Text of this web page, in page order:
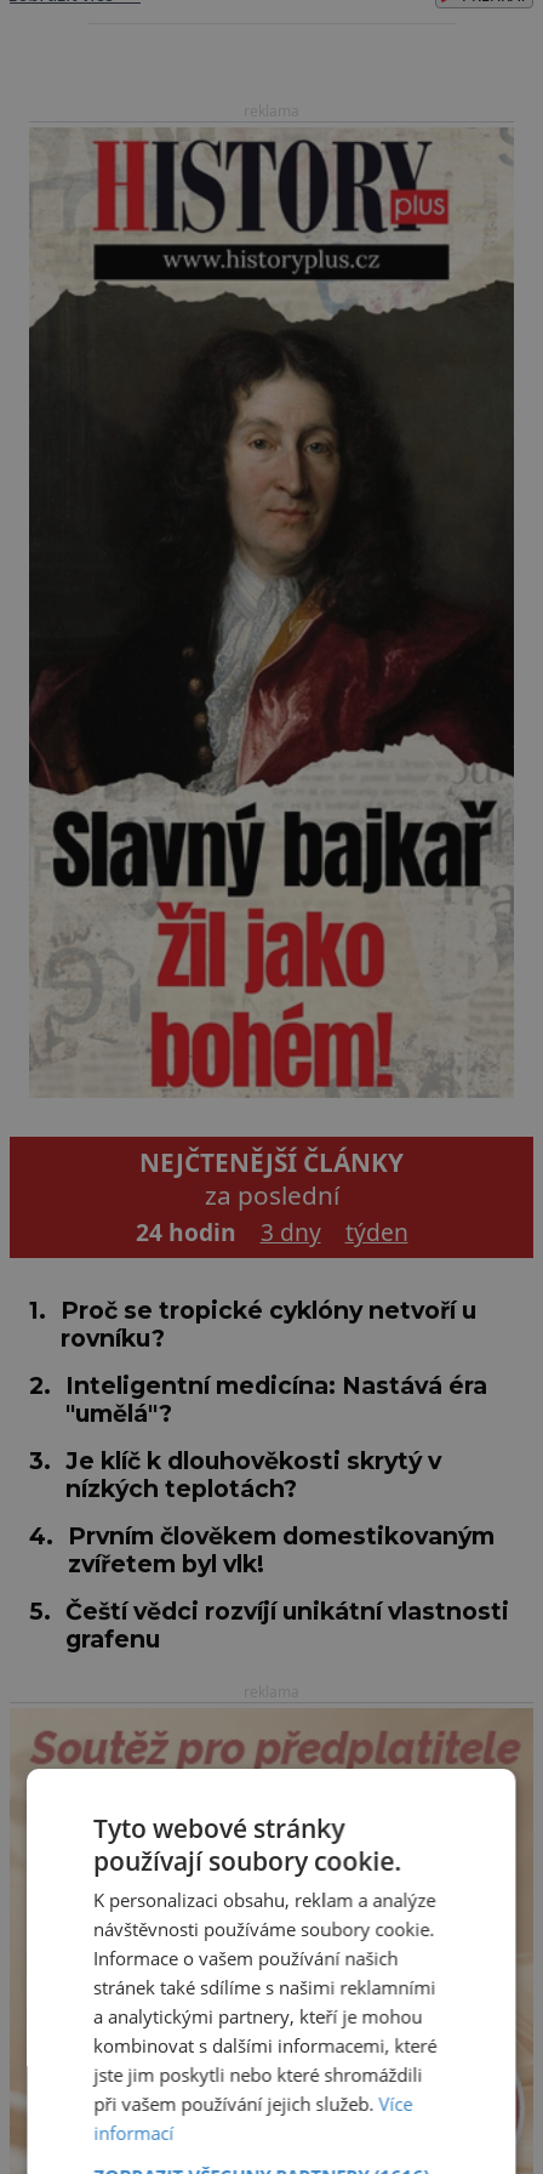
NEJČTENĚJŠÍ ČLÁNKY
za poslední
24 hodin 3 dny týden
1.
Proč se tropické cyklóny netvoří u
rovníku?
2.
Inteligentní medicína: Nastává éra
"umělá"?
3. Je klíč k dlouhověkosti skrytý v
nízkých teplotách?
4.
Prvním člověkem domestikovaným
zvířetem byl vlk!
5. Čeští vědci rozvíjí unikátní vlastnosti
grafenu
Tyto webové stránky
používají soubory cookie.
K personalizaci obsahu, reklam a analýze
návštěvnosti používáme soubory cookie.
Informace o vašem používání našich
stránek také sdílíme s našimi reklamními
a analytickými partnery, kteří je mohou
kombinovat s dalšími informacemi, které
jste jim poskytli nebo které shromáždili
při vašem používání jejich služeb.Více
informací